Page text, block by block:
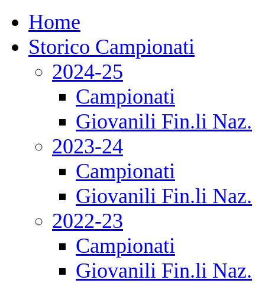
Home
Storico Campionati
2024-25
Campionati
Giovanili Fin.li Naz.
2023-24
Campionati
Giovanili Fin.li Naz.
2022-23
Campionati
Giovanili Fin.li Naz.